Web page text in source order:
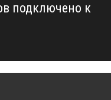
подключено к